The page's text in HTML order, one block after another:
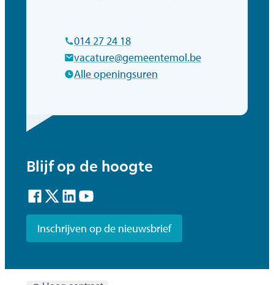
014 27 24 18
E-mail vacature@gemeentemol.be
Alle openingsuren
Blijf op de hoogte
Facebook
TwitterLinkedInYouTube
Inschrijven op de nieuwsbrief